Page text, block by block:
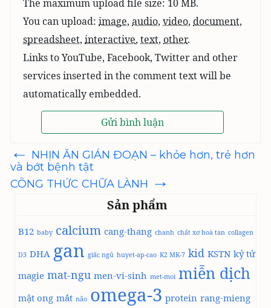
The maximum upload file size: 10 MB.
You can upload: image, audio, video, document,
spreadsheet, interactive, text, other.
Links to YouTube, Facebook, Twitter and other
services inserted in the comment text will be
automatically embedded.
Điều
hướng
bài
viết
← NHỊN ĂN GIÁN ĐOẠN – khỏe hơn, trẻ hơn
và bớt bệnh tật
CÔNG THỨC CHỮA LÀNH →
Sản phẩm
B12 baby calcium cang-thang chanh chất xơ hoà tan collagen
D3 DHA gan giấc ngủ huyet-ap-cao K2 MK-7 kid KSTN kỷ tử
magie mat-ngu men-vi-sinh met-moi miễn dịch
mật ong mắt não omega-3 protein rang-mieng